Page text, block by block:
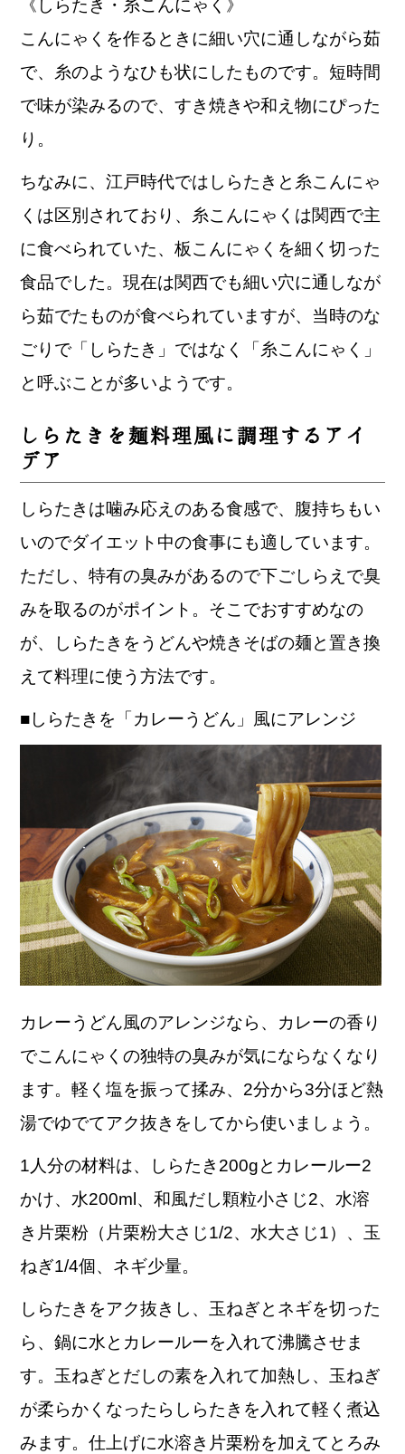
《しらたき・糸こんにゃく》
こんにゃくを作るときに細い穴に通しながら茹
で、糸のようなひも状にしたものです。短時間
で味が染みるので、すき焼きや和え物にぴった
り。
ちなみに、江戸時代ではしらたきと糸こんにゃ
くは区別されており、糸こんにゃくは関西で主
に食べられていた、板こんにゃくを細く切った
食品でした。現在は関西でも細い穴に通しなが
ら茹でたものが食べられていますが、当時のな
ごりで「しらたき」ではなく「糸こんにゃく」
と呼ぶことが多いようです。
しらたきを麺料理風に調理するアイ
デア
しらたきは噛み応えのある食感で、腹持ちもい
いのでダイエット中の食事にも適しています。
ただし、特有の臭みがあるので下ごしらえで臭
みを取るのがポイント。そこでおすすめなの
が、しらたきをうどんや焼きそばの麺と置き換
えて料理に使う方法です。
■しらたきを「カレーうどん」風にアレンジ
カレーうどん風のアレンジなら、カレーの香り
でこんにゃくの独特の臭みが気にならなくなり
ます。軽く塩を振って揉み、2分から3分ほど熱
湯でゆでてアク抜きをしてから使いましょう。
1人分の材料は、しらたき200gとカレールー2
かけ、水200ml、和風だし顆粒小さじ2、水溶
き片栗粉（片栗粉大さじ1/2、水大さじ1）、玉
ねぎ1/4個、ネギ少量。
しらたきをアク抜きし、玉ねぎとネギを切った
ら、鍋に水とカレールーを入れて沸騰させま
す。玉ねぎとだしの素を入れて加熱し、玉ねぎ
が柔らかくなったらしらたきを入れて軽く煮込
みます。仕上げに水溶き片栗粉を加えてとろみ